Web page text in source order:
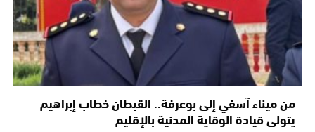
من ميناء آسفي إلى بوعرفة.. القبطان خطاب إبراهيم
يتولى قيادة الوقاية المدنية بالإقليم